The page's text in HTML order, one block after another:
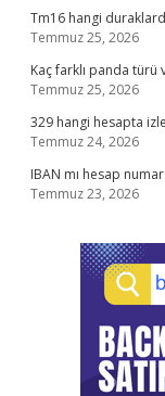
Tm16 hangi
Temmuz 25, 2026
Kaç farklı panda türü
Temmuz 25, 2026
329 hangi hesapta
Temmuz 24, 2026
IBAN mı hesap
Temmuz 23, 2026